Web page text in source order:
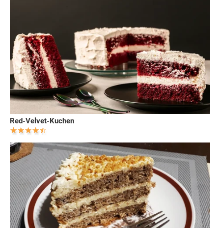
Red-Velvet-Kuchen